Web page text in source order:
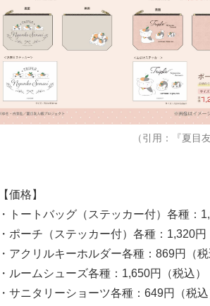
（引用：『夏目
【価格】
・トートバッグ（ステッカー付）各種：
・ポーチ（ステッカー付）各種：1,320円
・アクリルキーホルダー各種：869円（税
・ルームシューズ各種：1,650円（税込）
・サニタリーショーツ各種：649円（税込